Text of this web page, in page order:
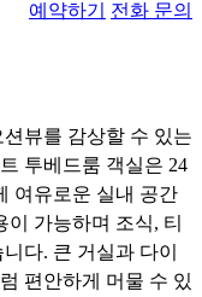
예약하기 전화 문의
뷰를 감상할 수 있는
투베드룸 객실은 24
여유로운 실내 공간
가능하며 조식, 티
다. 큰 거실과 다이
편안하게 머물 수 있